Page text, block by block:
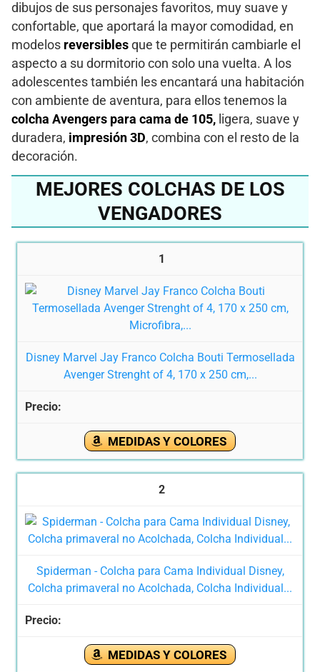
dibujos de sus personajes favoritos, muy suave y
confortable, que aportará la mayor comodidad, en
modelos reversibles que te permitirán cambiarle el
aspecto a su dormitorio con solo una vuelta. A los
adolescentes también les encantará una habitación
con ambiente de aventura, para ellos tenemos la
colcha Avengers para cama de 105, ligera, suave y
duradera, impresión 3D, combina con el resto de la
decoración.
MEJORES COLCHAS DE LOS
VENGADORES
1
Disney Marvel Jay Franco Colcha Bouti Termosellada
Avenger Strenght of 4, 170 x 250 cm,...
MEDIDAS Y COLORES
2
Spiderman - Colcha para Cama Individual Disney,
Colcha primaveral no Acolchada, Colcha Individual...
MEDIDAS Y COLORES